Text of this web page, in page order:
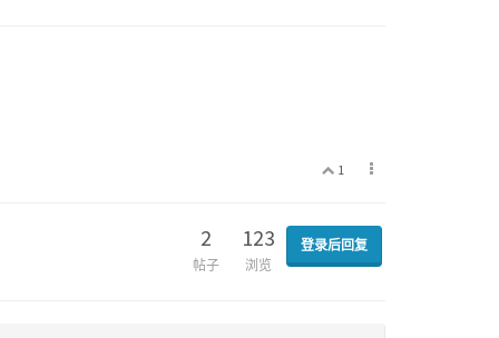
1
2
帖子
123
浏览
登录后回复